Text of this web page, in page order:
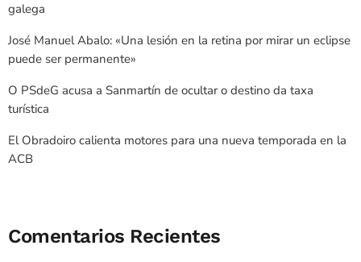
galega
José Manuel Abalo: «Una lesión en la retina por mirar un eclipse
puede ser permanente»
O PSdeG acusa a Sanmartín de ocultar o destino da taxa
turística
El Obradoiro calienta motores para una nueva temporada en la
ACB
Comentarios Recientes